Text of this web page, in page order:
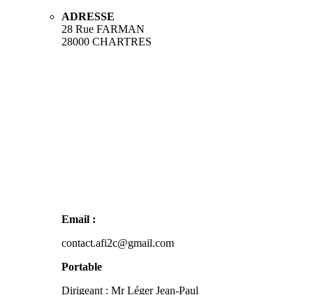
ADRESSE
28 Rue FARMAN
28000 CHARTRES
Email :
contact.afi2c@gmail.com
Portable
Dirigeant : Mr Léger Jean-Paul